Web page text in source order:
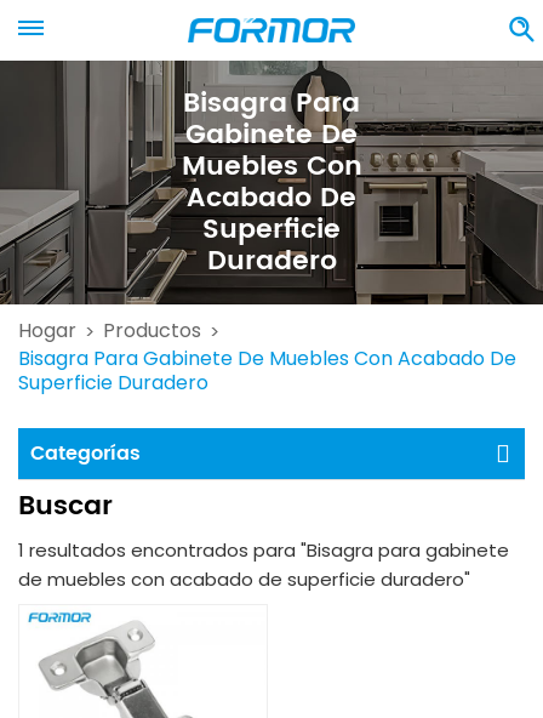
Bisagra Para
Gabinete De
Muebles Con
Acabado De
Superficie
Duradero
Hogar > Productos >
Bisagra Para Gabinete De Muebles Con Acabado De
Superficie Duradero
Categorías
Buscar
1 resultados encontrados para "Bisagra para gabinete
de muebles con acabado de superficie duradero"